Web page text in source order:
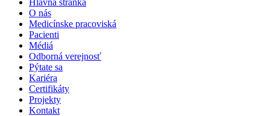
Hlavná stránka
O nás
Medicínske pracoviská
Pacienti
Médiá
Odborná verejnosť
Pýtate sa
Kariéra
Certifikáty
Projekty
Kontakt